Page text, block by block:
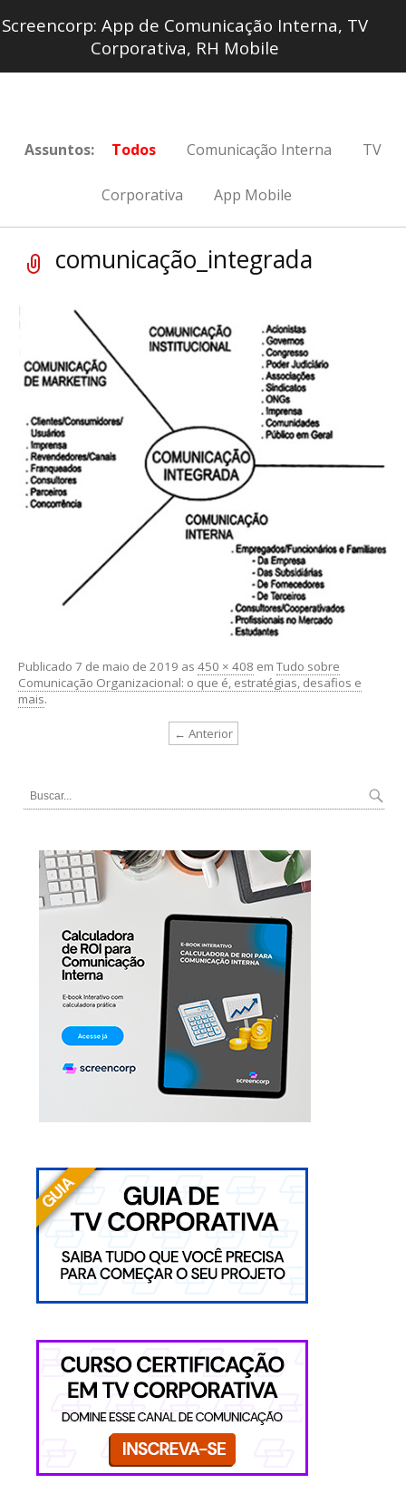
Screencorp: App de Comunicação Interna, TV
Corporativa, RH Mobile
Assuntos: Todos Comunicação Interna TV
Corporativa App Mobile
comunicação_integrada
Publicado 7 de maio de 2019 as 450 × 408 em Tudo sobre
Comunicação Organizacional: o que é, estratégias, desafios e
mais.
← Anterior